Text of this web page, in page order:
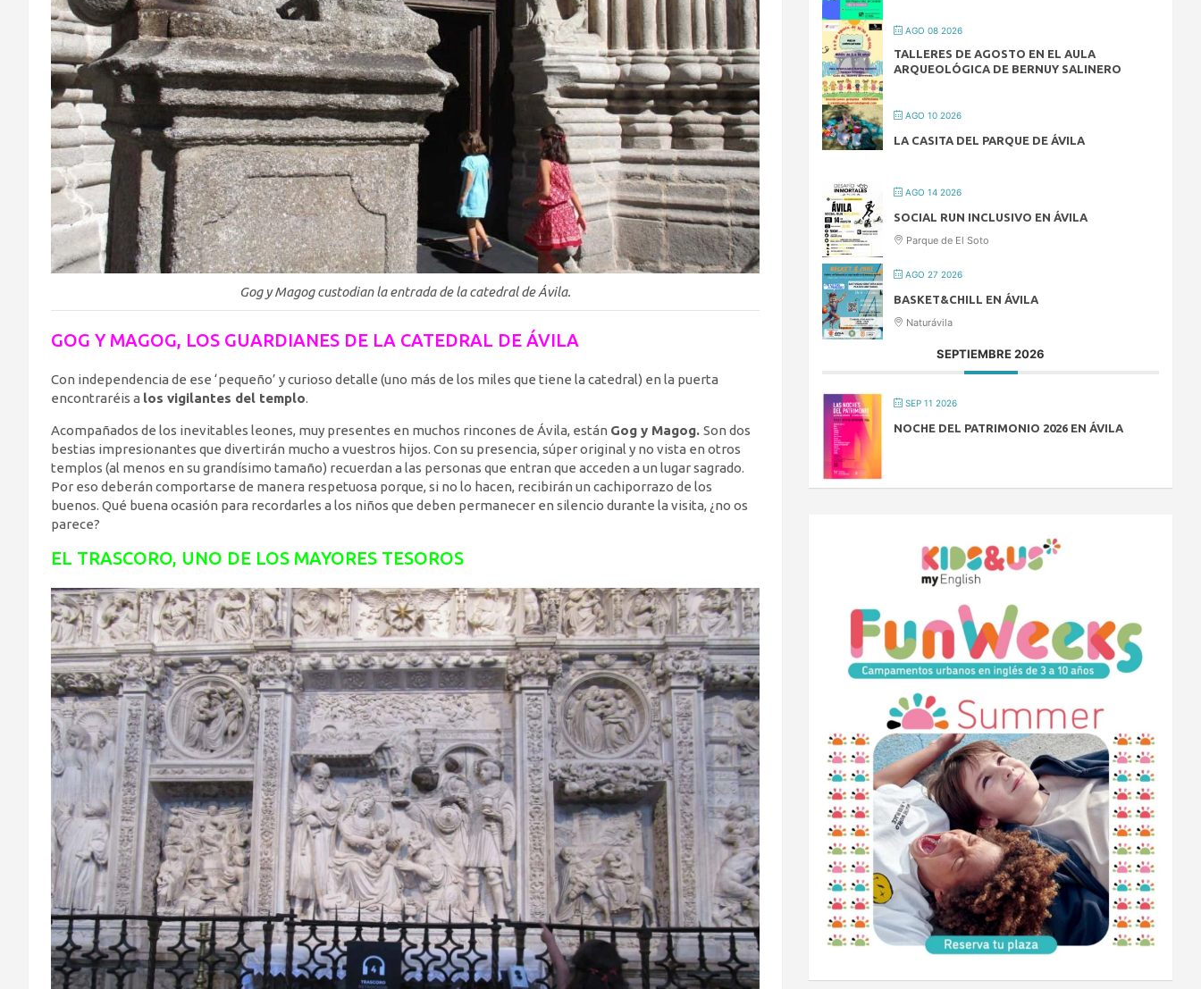
Gog y Magog custodian la entrada de la catedral de Ávila.
GOG Y MAGOG, LOS GUARDIANES DE LA CATEDRAL DE ÁVILA
Con independencia de ese ‘pequeño’ y curioso detalle (uno más de los miles que tiene la catedral) en la puerta
encontraréis a los vigilantes del templo.
Acompañados de los inevitables leones, muy presentes en muchos rincones de Ávila, están Gog y Magog. Son dos
bestias impresionantes que divertirán mucho a vuestros hijos. Con su presencia, súper original y no vista en otros
templos (al menos en su grandísimo tamaño) recuerdan a las personas que entran que acceden a un lugar sagrado.
Por eso deberán comportarse de manera respetuosa porque, si no lo hacen, recibirán un cachiporrazo de los
buenos. Qué buena ocasión para recordarles a los niños que deben permanecer en silencio durante la visita, ¿no os
parece?
EL TRASCORO, UNO DE LOS MAYORES TESOROS
AGO 08 2026
TALLERES DE AGOSTO EN EL AULA
ARQUEOLÓGICA DE BERNUY SALINERO
AGO 10 2026
LA CASITA DEL PARQUE DE ÁVILA
AGO 14 2026
SOCIAL RUN INCLUSIVO EN ÁVILA
Parque de El Soto
AGO 27 2026
BASKET&CHILL EN ÁVILA
Naturávila
SEPTIEMBRE 2026
SEP 11 2026
NOCHE DEL PATRIMONIO 2026 EN ÁVILA